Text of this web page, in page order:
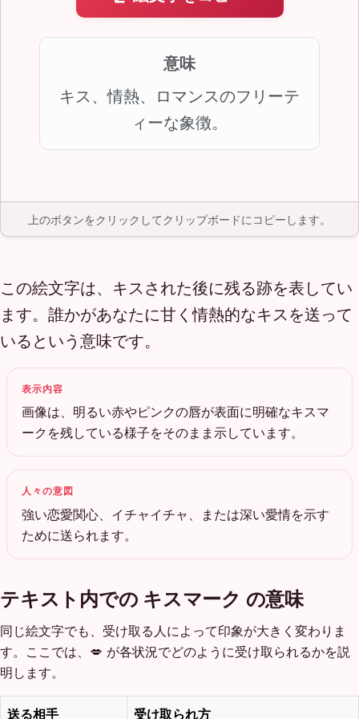
意味
キス、情熱、ロマンスのフリーテ
ィーな象徴。
上のボタンをクリックしてクリップボードにコピーします。
この絵文字は、キスされた後に残る跡を表してい
ます。誰かがあなたに甘く情熱的なキスを送って
いるという意味です。
表示内容
画像は、明るい赤やピンクの唇が表面に明確なキスマ
ークを残している様子をそのまま示しています。
人々の意図
強い恋愛関心、イチャイチャ、または深い愛情を示す
ために送られます。
テキスト内での キスマーク の意味
同じ絵文字でも、受け取る人によって印象が大きく変わりま
す。ここでは、💋 が各状況でどのように受け取られるかを説
明します。
送る相手 受け取られ方